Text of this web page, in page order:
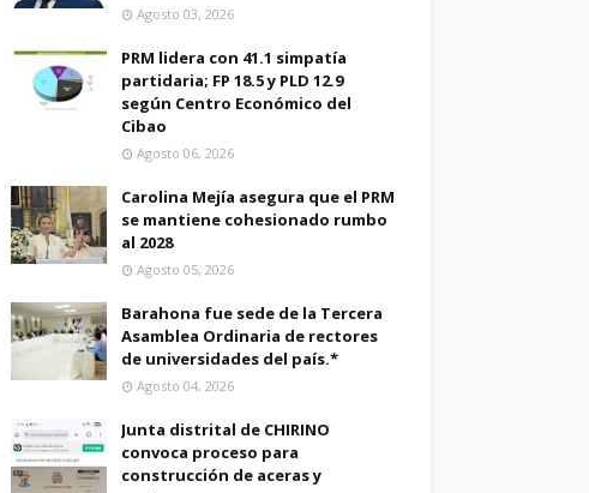
Agosto 03, 2026
PRM lidera con 41.1 simpatía
partidaria; FP 18.5 y PLD 12.9
según Centro Económico del
Cibao
Agosto 06, 2026
Carolina Mejía asegura que el PRM
se mantiene cohesionado rumbo
al 2028
Agosto 05, 2026
Barahona fue sede de la Tercera
Asamblea Ordinaria de rectores
de universidades del país.*
Agosto 04, 2026
Junta distrital de CHIRINO
convoca proceso para
construcción de aceras y